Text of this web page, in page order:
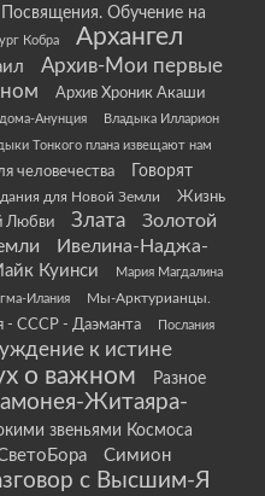
Обучение на
Кобра
Архангел
Архив-Мои первые
Архив Хроник Акаши
Анунция Владыка Илларион
Тонкого плана извещают нам
человечества
Говорят
для Новой Земли
Жизнь
Любви
Злата
Золотой
Ивелина-Наджа-
Куинси Мария Магдалина
Илания
Мы-Арктурианцы.
- СССР - Даэманта
Послания
к истине
о важном Разное
Житаяра-
звеньями Космоса
Симион
с Высшим-Я